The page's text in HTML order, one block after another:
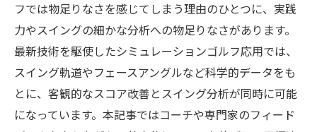
フでは物足りなさを感じてしまう理由のひとつに、実践
力やスイングの細かな分析への物足りなさがあります。
最新技術を駆使したシミュレーションゴルフ応用では、
スイング軌道やフェースアングルなど科学的データをも
とに、客観的なスコア改善とスイング分析が同時に可能
になっています。本記事ではコーチや専門家のフィード